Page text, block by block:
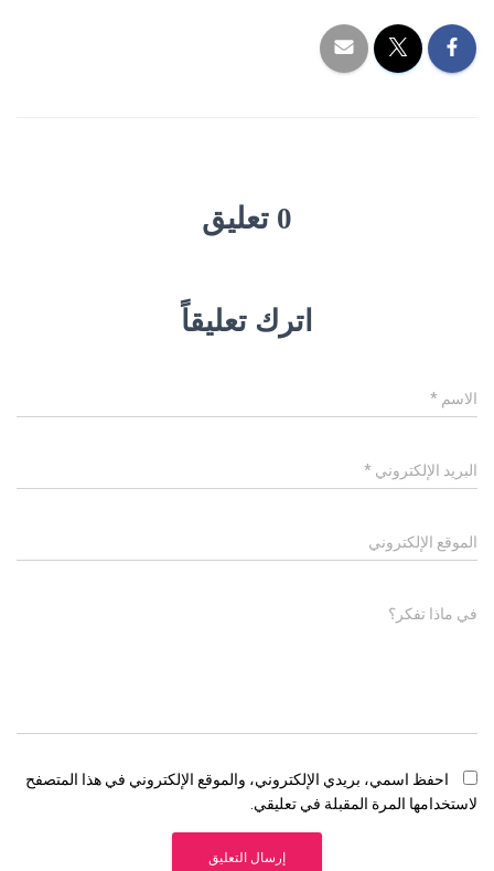
0 تعليق
اترك تعليقاً
الاسم *
البريد الإلكتروني *
الموقع الإلكتروني
في ماذا تفكر؟
احفظ اسمي، بريدي الإلكتروني، والموقع الإلكتروني في هذا المتصفح
لاستخدامها المرة المقبلة في تعليقي.